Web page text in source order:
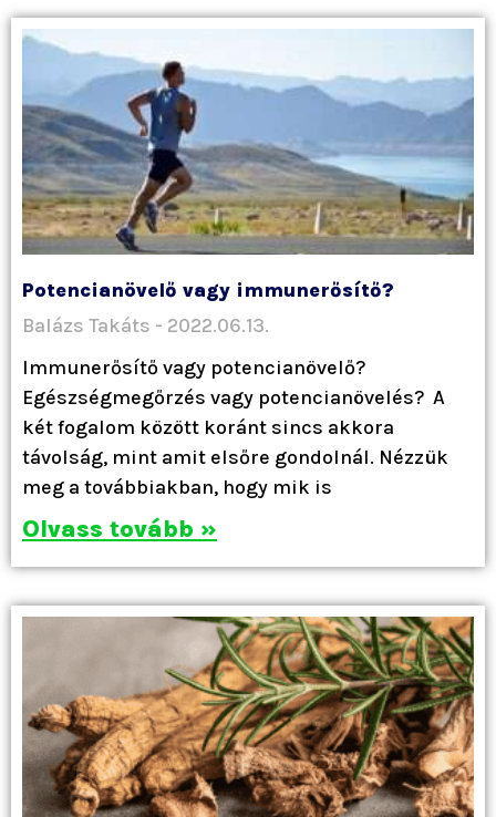
Potencianövelő vagy immunerősítő?
Balázs Takáts
2022.06.13.
Immunerősítő vagy potencianövelő?
Egészségmegőrzés vagy potencianövelés? A
két fogalom között koránt sincs akkora
távolság, mint amit elsőre gondolnál. Nézzük
meg a továbbiakban, hogy mik is
Olvass tovább »